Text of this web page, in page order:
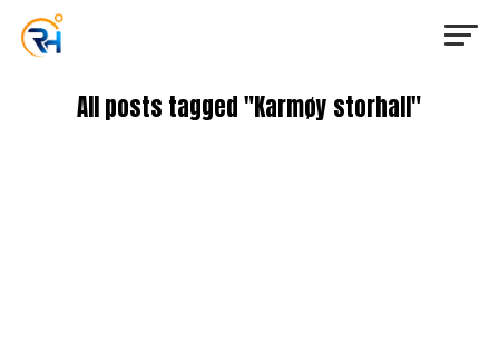
All posts tagged "Karmøy storhall"